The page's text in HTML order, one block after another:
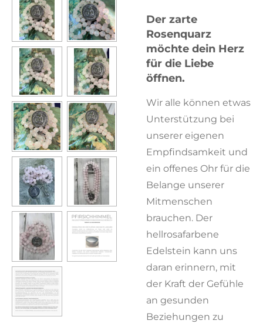
Der zarte
Rosenquarz
möchte dein Herz
für die Liebe
öffnen.
Wir alle können etwas
Unterstützung bei
unserer eigenen
Empfindsamkeit und
ein offenes Ohr für die
Belange unserer
Mitmenschen
brauchen. Der
hellrosafarbene
Edelstein kann uns
daran erinnern, mit
der Kraft der Gefühle
an gesunden
Beziehungen zu